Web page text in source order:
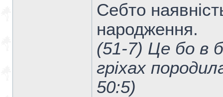
Себто
народження.
(51-7) Це бо в
гріхах
50:5)